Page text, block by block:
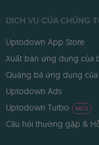
DỊCH VỤ CỦA CHÚNG
Uptodown App Store
Xuất bản ứng dụng của
Quảng bá ứng dụng
Uptodown Ads
Uptodown Turbo
MỚI
Câu hỏi thường gặp &